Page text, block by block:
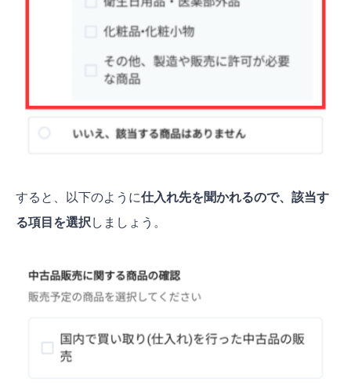
すると、以下のように仕入れ先を聞かれるので、該当す
る項目を選択 しましょう。